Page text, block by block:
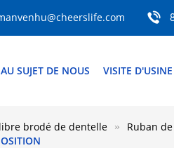
AU SUJET DE NOUS VISITE D'USINE
brodé de dentelle Ruban